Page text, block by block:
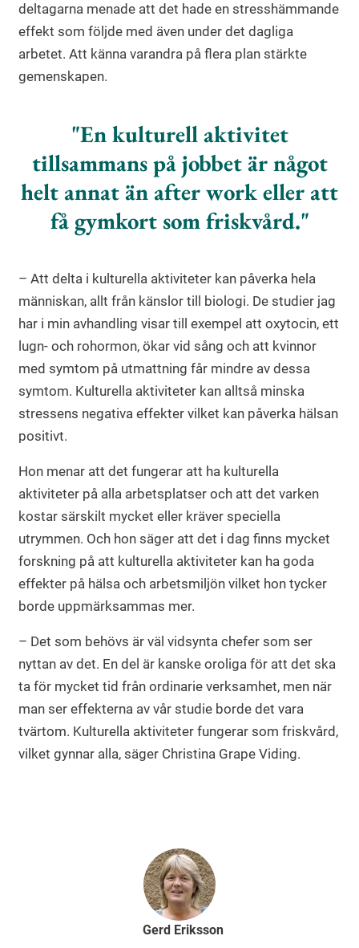
deltagarna menade att det hade en stresshämmande
effekt som följde med även under det dagliga
arbetet. Att känna varandra på flera plan stärkte
gemenskapen.
En kulturell aktivitet
tillsammans på jobbet är något
helt annat än after work eller att
få gymkort som friskvård.
– Att delta i kulturella aktiviteter kan påverka hela
människan, allt från känslor till biologi. De studier jag
har i min avhandling visar till exempel att oxytocin, ett
lugn- och rohormon, ökar vid sång och att kvinnor
med symtom på utmattning får mindre av dessa
symtom. Kulturella aktiviteter kan alltså minska
stressens negativa effekter vilket kan påverka hälsan
positivt.
Hon menar att det fungerar att ha kulturella
aktiviteter på alla arbetsplatser och att det varken
kostar särskilt mycket eller kräver speciella
utrymmen. Och hon säger att det i dag finns mycket
forskning på att kulturella aktiviteter kan ha goda
effekter på hälsa och arbetsmiljön vilket hon tycker
borde uppmärksammas mer.
– Det som behövs är väl vidsynta chefer som ser
nyttan av det. En del är kanske oroliga för att det ska
ta för mycket tid från ordinarie verksamhet, men när
man ser effekterna av vår studie borde det vara
tvärtom. Kulturella aktiviteter fungerar som friskvård,
vilket gynnar alla, säger Christina Grape Viding.
Gerd Eriksson